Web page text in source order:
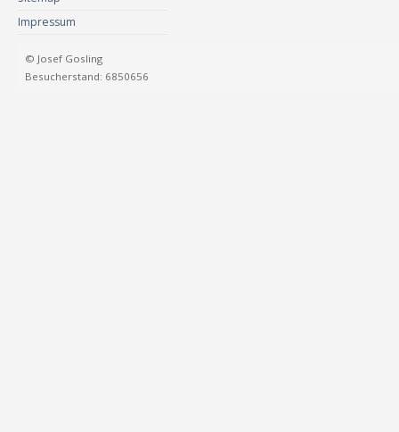
Impressum
© Josef Gosling
Besucherstand: 6850656